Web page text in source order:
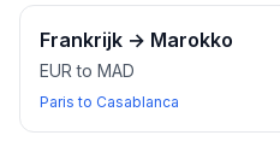
Frankrijk → Marokko
EUR to MAD
Paris to Casablanca